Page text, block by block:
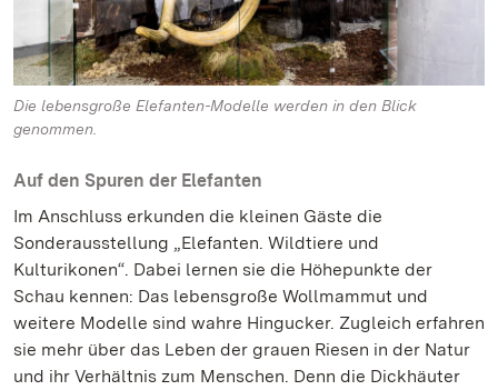
Die lebensgroße Elefanten-Modelle werden in den Blick
genommen.
Auf den Spuren der Elefanten
Im Anschluss erkunden die kleinen Gäste die
Sonderausstellung „Elefanten. Wildtiere und
Kulturikonen“. Dabei lernen sie die Höhepunkte der
Schau kennen: Das lebensgroße Wollmammut und
weitere Modelle sind wahre Hingucker. Zugleich erfahren
sie mehr über das Leben der grauen Riesen in der Natur
und ihr Verhältnis zum Menschen. Denn die Dickhäuter